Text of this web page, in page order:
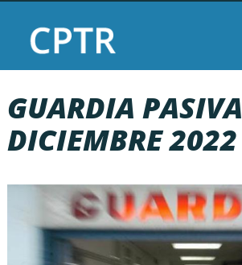
GUARDIA PASIVA
DICIEMBRE 2022